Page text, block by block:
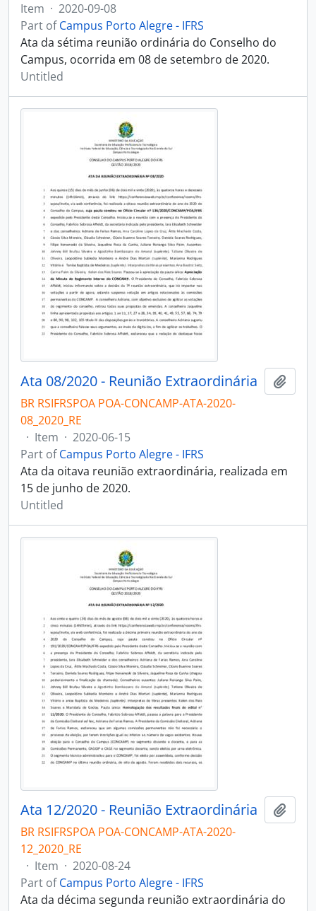
Item · 2020-09-08
Part ofCampus Porto Alegre - IFRS
Ata da sétima reunião ordinária do Conselho do
Campus, ocorrida em 08 de setembro de 2020.
Untitled
Ata 08/2020 - Reunião Extraordinária
BR RSIFRSPOA POA-CONCAMP-ATA-2020-
08_2020_RE
· Item · 2020-06-15
Part ofCampus Porto Alegre - IFRS
Ata da oitava reunião extraordinária, realizada em
15 de junho de 2020.
Untitled
Ata 12/2020 - Reunião Extraordinária
BR RSIFRSPOA POA-CONCAMP-ATA-2020-
12_2020_RE
· Item · 2020-08-24
Part ofCampus Porto Alegre - IFRS
Ata da décima segunda reunião extraordinária do